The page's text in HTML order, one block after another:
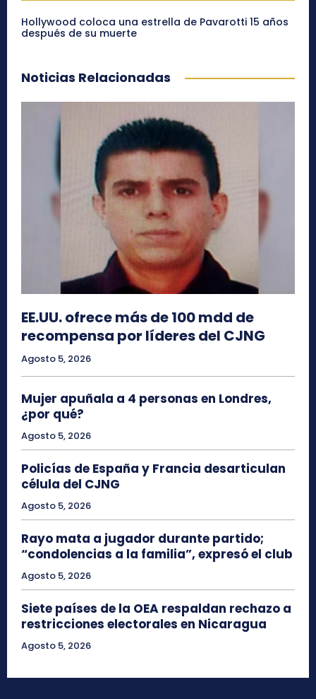
Hollywood coloca una estrella de Pavarotti 15 años
después de su muerte
Noticias Relacionadas
EE.UU. ofrece más de 100 mdd de
recompensa por líderes del CJNG
Agosto 5, 2026
Mujer apuñala a 4 personas en Londres,
¿por qué?
Agosto 5, 2026
Policías de España y Francia desarticulan
célula del CJNG
Agosto 5, 2026
Rayo mata a jugador durante partido;
“condolencias a la familia”, expresó el club
Agosto 5, 2026
Siete países de la OEA respaldan rechazo a
restricciones electorales en Nicaragua
Agosto 5, 2026